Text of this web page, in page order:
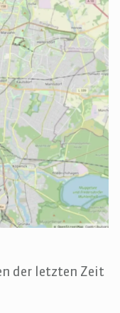
der letzten Zeit